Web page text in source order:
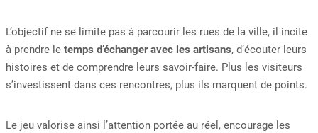
L’objectif ne se limite pas à parcourir les rues de la ville, il incite
à prendre le temps d’échanger avec les artisans, d’écouter leurs
histoires et de comprendre leurs savoir-faire. Plus les visiteurs
s’investissent dans ces rencontres, plus ils marquent de points.
Le jeu valorise ainsi l’attention portée au réel, encourage les